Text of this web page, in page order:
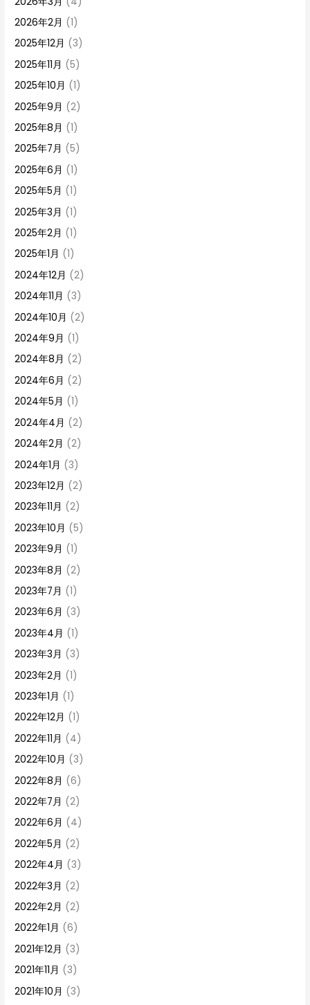
2026年2月 (1)
2025年12月 (3)
2025年11月 (5)
2025年10月 (1)
2025年9月 (2)
2025年8月 (1)
2025年7月 (5)
2025年6月 (1)
2025年5月 (1)
2025年3月 (1)
2025年2月 (1)
2025年1月 (1)
2024年12月 (2)
2024年11月 (3)
2024年10月 (2)
2024年9月 (1)
2024年8月 (2)
2024年6月 (2)
2024年5月 (1)
2024年4月 (2)
2024年2月 (2)
2024年1月 (3)
2023年12月 (2)
2023年11月 (2)
2023年10月 (5)
2023年9月 (1)
2023年8月 (2)
2023年7月 (1)
2023年6月 (3)
2023年4月 (1)
2023年3月 (3)
2023年2月 (1)
2023年1月 (1)
2022年12月 (1)
2022年11月 (4)
2022年10月 (3)
2022年8月 (6)
2022年7月 (2)
2022年6月 (4)
2022年5月 (2)
2022年4月 (3)
2022年3月 (2)
2022年2月 (2)
2022年1月 (6)
2021年12月 (3)
2021年11月 (3)
2021年10月 (3)